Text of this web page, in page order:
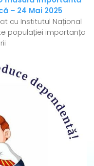
– 24 Mai 2025
cu Institutul Național
populației importanța